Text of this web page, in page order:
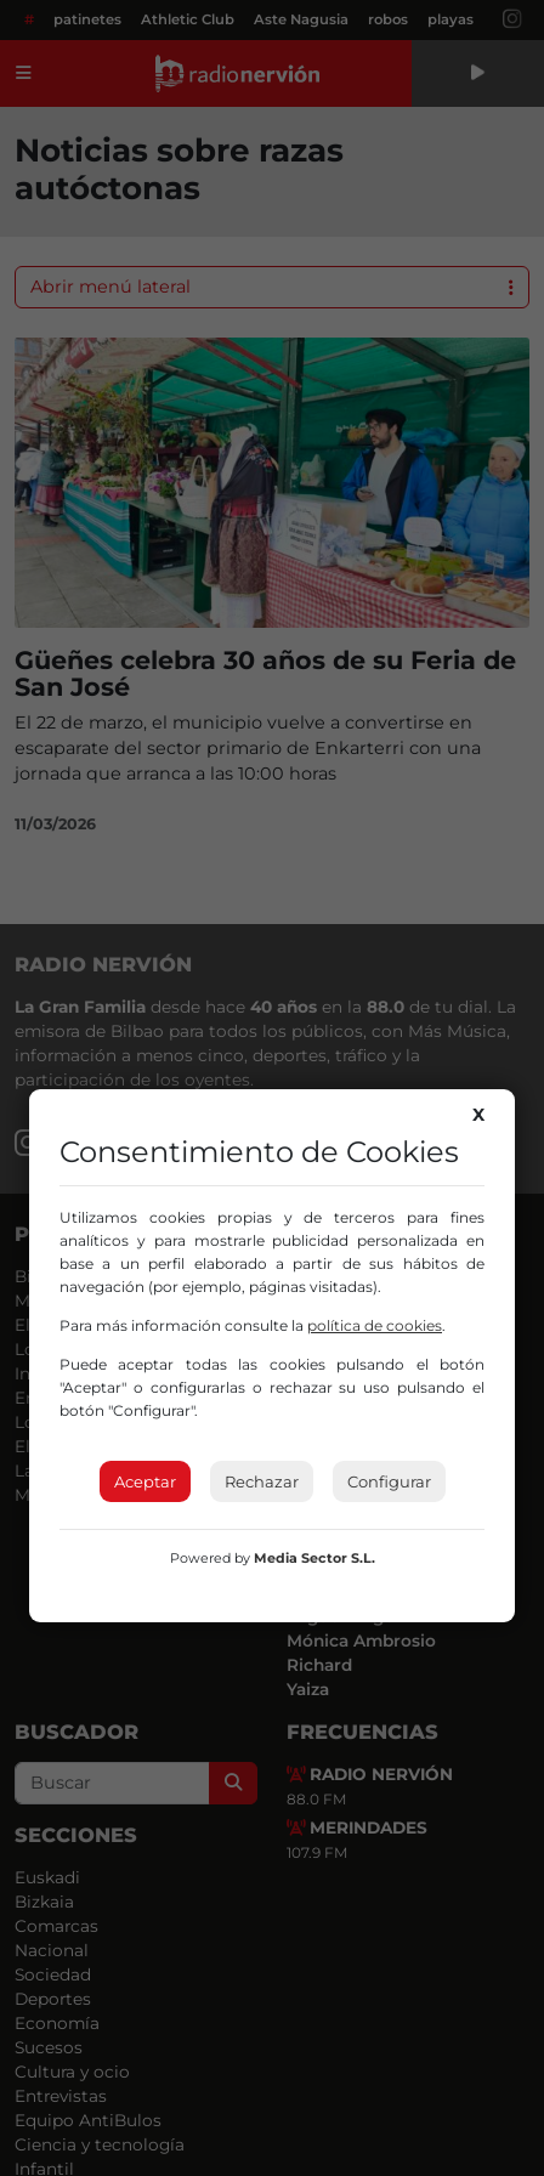
# patinetes Athletic Club Aste Nagusia robos playas
Noticias sobre razas
autóctonas
Güeñes celebra 30 años de su Feria de
San José
El 22 de marzo, el municipio vuelve a convertirse en
escaparate del sector primario de Enkarterri con una
jornada que arranca a las 10:00 horas
11/03/2026
Abrir menú lateral
RADIO NERVIÓN
La Gran Familia desde hace 40 años en la 88.0 de tu dial. La
emisora de Bilbao para todos los públicos, con Más Música,
información a menos cinco, deportes, tráfico y la
participación de los oyentes.
PROGRAMAS
Bilbosport
Más Música
El Madrugador
Lo Más Nuevo
Informativos
En Ruta
Locos por la Música
El Supermadrugador
La Mañana de Radio Nervión
Más Madrugada
VOCES
Agurtzane
Belén Ollero
Dani
Eva Argote
Endika
Luis Carlos
Mónica Ambrosio
Richard
Yaiza
BUSCADOR
Search
SECCIONES
Euskadi
Bizkaia
Comarcas
Nacional
Sociedad
Deportes
Economía
Sucesos
Cultura y ocio
Entrevistas
Equipo AntiBulos
Ciencia y tecnología
Infantil
FRECUENCIAS
RADIO NERVIÓN
88.0 FM
MERINDADES
107.9 FM
X
Consentimiento de Cookies
Utilizamos cookies propias y de terceros para fines
analíticos y para mostrarle publicidad personalizada en
base a un perfil elaborado a partir de sus hábitos de
navegación (por ejemplo, páginas visitadas).
Para más información consulte la política de cookies.
Puede aceptar todas las cookies pulsando el botón
"Aceptar" o configurarlas o rechazar su uso pulsando el
botón "Configurar".
Aceptar Rechazar Configurar
Powered by Media Sector S.L.